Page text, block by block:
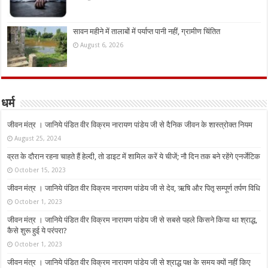
सावन महीने में तालाबों में पर्याप्त पानी नहीं, ग्रामीण चिंतित
August 6, 2026
धर्म
जीवन मंत्र । जानिये पंडित वीर विक्रम नारायण पांडेय जी से दैनिक जीवन के शास्त्रोक्त नियम
August 25, 2024
व्रत के दौरान रहना चाहते हैं हेल्दी, तो डाइट में शामिल करें ये चीजें; नौ दिन तक बने रहेंगे एनर्जेटिक
October 15, 2023
जीवन मंत्र । जानिये पंडित वीर विक्रम नारायण पांडेय जी से देव, ऋषि और पितृ सम्पूर्ण तर्पण विधि
October 1, 2023
जीवन मंत्र । जानिये पंडित वीर विक्रम नारायण पांडेय जी से सबसे पहले किसने किया था श्राद्ध,
कैसे शुरू हुई ये परंपरा?
October 1, 2023
जीवन मंत्र । जानिये पंडित वीर विक्रम नारायण पांडेय जी से श्राद्ध पक्ष के समय क्यों नहीं किए